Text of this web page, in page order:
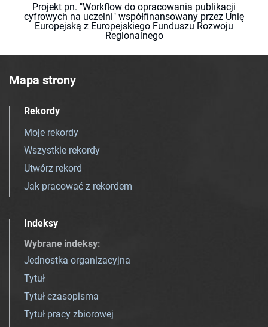
Projekt pn. "Workflow do opracowania publikacji
cyfrowych na uczelni" współfinansowany przez Unię
Europejską z Europejskiego Funduszu Rozwoju
Regionalnego
Mapa strony
Rekordy
Moje rekordy
Wszystkie rekordy
Utwórz rekord
Jak pracować z rekordem
Indeksy
Wybrane indeksy:
Jednostka organizacyjna
Tytuł
Tytuł czasopisma
Tytuł pracy zbiorowej